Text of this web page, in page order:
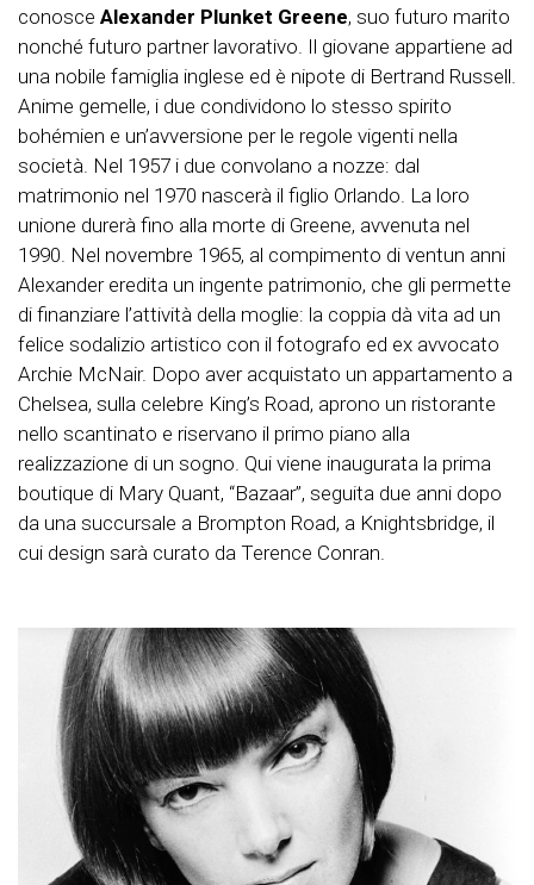
conosce Alexander Plunket Greene, suo futuro marito
nonché futuro partner lavorativo. Il giovane appartiene ad
una nobile famiglia inglese ed è nipote di Bertrand Russell.
Anime gemelle, i due condividono lo stesso spirito
bohémien e un’avversione per le regole vigenti nella
società. Nel 1957 i due convolano a nozze: dal
matrimonio nel 1970 nascerà il figlio Orlando. La loro
unione durerà fino alla morte di Greene, avvenuta nel
1990. Nel novembre 1965, al compimento di ventun anni
Alexander eredita un ingente patrimonio, che gli permette
di finanziare l’attività della moglie: la coppia dà vita ad un
felice sodalizio artistico con il fotografo ed ex avvocato
Archie McNair. Dopo aver acquistato un appartamento a
Chelsea, sulla celebre King’s Road, aprono un ristorante
nello scantinato e riservano il primo piano alla
realizzazione di un sogno. Qui viene inaugurata la prima
boutique di Mary Quant, “Bazaar”, seguita due anni dopo
da una succursale a Brompton Road, a Knightsbridge, il
cui design sarà curato da Terence Conran.